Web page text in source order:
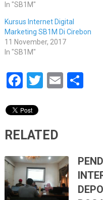
In "SB1M"
Kursus Internet Digital
Marketing SB1M Di Cirebon
11 November, 2017
In "SB1M"
Facebook
Twitter
Email
RELATED